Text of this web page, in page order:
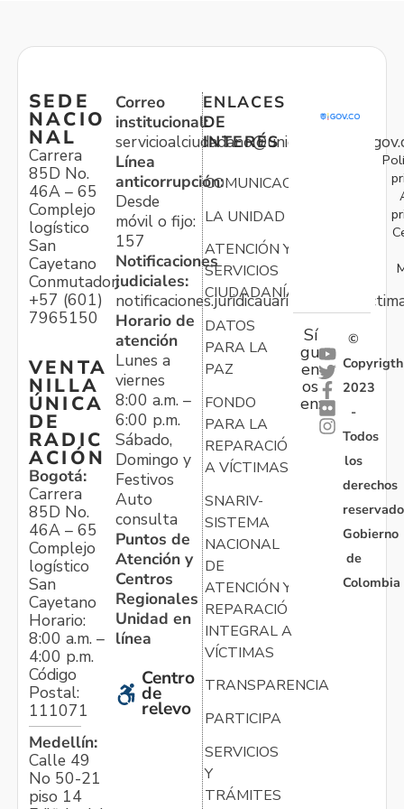
SEDE
NACIO
NAL
Carrera
85D No.
46A – 65
Complejo
logístico
San
Cayetano
Conmutador:
+57 (601)
7965150
VENTA
NILLA
ÚNICA
DE
RADIC
ACIÓN
Bogotá:
Carrera
85D No.
46A – 65
Complejo
logístico
San
Cayetano
Horario:
8:00 a.m. –
4:00 p.m.
Código
Postal:
111071
Medellín:
Calle 49
No 50-21
piso 14
Correo
institucional:
Línea
anticorrupción:
Desde
móvil o fijo:
157
Notificaciones
judiciales:
Horario de
atención
Lunes a
viernes
8:00 a.m. –
6:00 p.m.
Sábado,
Domingo y
Festivos
Auto
consulta
Puntos de
Atención y
Centros
Regionales
Unidad en
línea
Centro
de
relevo
ENLACES
DE
INTERÉS
COMUNICACIONES
LA UNIDAD
ATENCIÓN Y
SERVICIOS
CIUDADANÍA
DATOS
PARA LA
PAZ
FONDO
PARA LA
REPARACIÓN
A VÍCTIMAS
SNARIV-
SISTEMA
NACIONAL
DE
ATENCIÓN Y
REPARACIÓN
INTEGRAL A
VÍCTIMAS
TRANSPARENCIA
PARTICIPA
SERVICIOS
Y
TRÁMITES
Sí
gu
en
os
en:
©
Copyrigth
2023
-
Todos
los
derechos
Gobierno
de
Colombia